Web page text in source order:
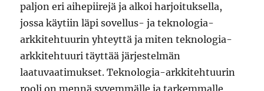
paljon eri aihepiirejä ja alkoi harjoituksella,
jossa käytiin läpi sovellus- ja teknologia-
arkkitehtuurin yhteyttä ja miten teknologia-
arkkitehtuuri täyttää järjestelmän
laatuvaatimukset. Teknologia-arkkitehtuurin
rooli on mennä syvemmälle ja tarkemmalle